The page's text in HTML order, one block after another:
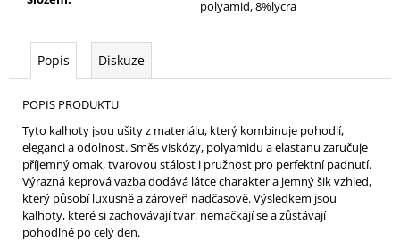
polyamid, 8%lycra
Popis Diskuze
POPIS PRODUKTU
Tyto kalhoty jsou ušity z materiálu, který kombinuje pohodlí,
eleganci a odolnost. Směs viskózy, polyamidu a elastanu zaručuje
příjemný omak, tvarovou stálost i pružnost pro perfektní padnutí.
Výrazná keprová vazba dodává látce charakter a jemný šik vzhled,
který působí luxusně a zároveň nadčasově. Výsledkem jsou
kalhoty, které si zachovávají tvar, nemačkají se a zůstávají
pohodlné po celý den.